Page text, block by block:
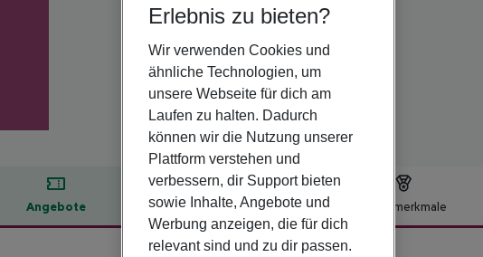
Angebote Hotelbeschreibung Hotelmerkmale
Hotelbeschreibung
Erlebnis zu bieten?
Wir verwenden Cookies und
ähnliche Technologien, um
unsere Webseite für dich am
Laufen zu halten. Dadurch
können wir die Nutzung unserer
Plattform verstehen und
verbessern, dir Support bieten
sowie Inhalte, Angebote und
Werbung anzeigen, die für dich
relevant sind und zu dir passen.